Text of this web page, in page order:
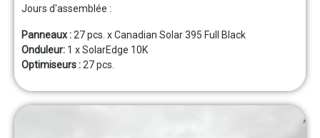
Jours d'assemblée :
Panneaux :27 pcs. x Canadian Solar 395 Full Black
Onduleur: 1 x SolarEdge 10K
Optimiseurs :27 pcs.